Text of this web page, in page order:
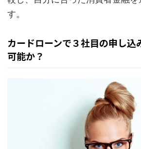
す。
カードローンで３社目の申し込
可能か？